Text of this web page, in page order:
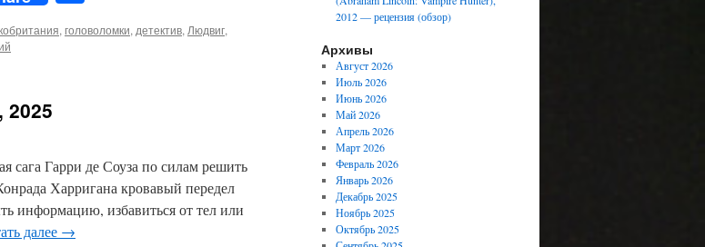
, головоломки, детектив, Людвиг,
2025
Гарри де Соуза по силам решить
Харригана кровавый передел
информацию, избавиться от тел или
далее →
2012 — рецензия (обзор)
Архивы
Август 2026
Июль 2026
Июнь 2026
Май 2026
Апрель 2026
Март 2026
Февраль 2026
Январь 2026
Декабрь 2025
Ноябрь 2025
Октябрь 2025